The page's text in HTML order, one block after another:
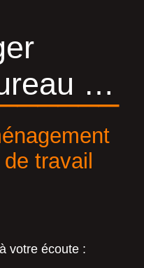
…
travail
votre écoute :